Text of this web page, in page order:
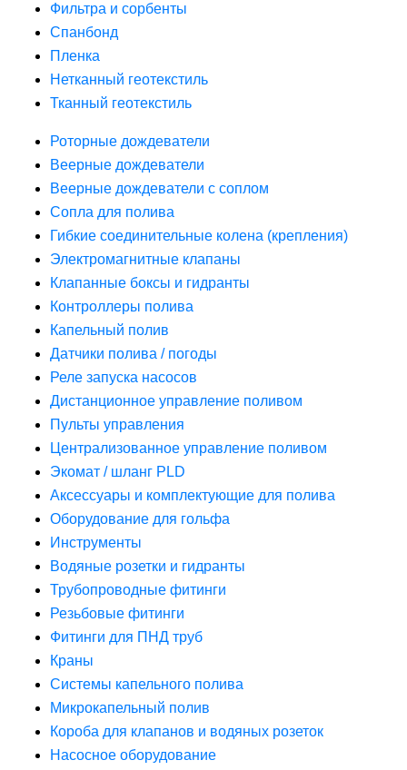
Фильтра и сорбенты
Спанбонд
Пленка
Нетканный геотекстиль
Тканный геотекстиль
Роторные дождеватели
Веерные дождеватели
Веерные дождеватели с соплом
Сопла для полива
Гибкие соединительные колена (крепления)
Электромагнитные клапаны
Клапанные боксы и гидранты
Контроллеры полива
Капельный полив
Датчики полива / погоды
Реле запуска насосов
Дистанционное управление поливом
Пульты управления
Централизованное управление поливом
Экомат / шланг PLD
Аксессуары и комплектующие для полива
Оборудование для гольфа
Инструменты
Водяные розетки и гидранты
Трубопроводные фитинги
Резьбовые фитинги
Фитинги для ПНД труб
Краны
Системы капельного полива
Микрокапельный полив
Короба для клапанов и водяных розеток
Насосное оборудование